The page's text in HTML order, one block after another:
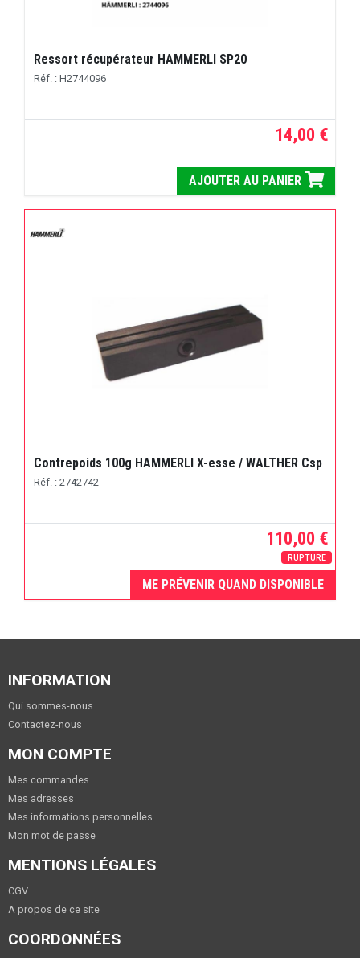
Ressort récupérateur HAMMERLI SP20
Réf. : H2744096
14,00 €
AJOUTER AU PANIER
Contrepoids 100g HAMMERLI X-esse / WALTHER Csp
Réf. : 2742742
110,00 €
RUPTURE
ME PRÉVENIR QUAND DISPONIBLE
INFORMATION
Qui sommes-nous
Contactez-nous
MON COMPTE
Mes commandes
Mes adresses
Mes informations personnelles
Mon mot de passe
MENTIONS LÉGALES
CGV
A propos de ce site
COORDONNÉES